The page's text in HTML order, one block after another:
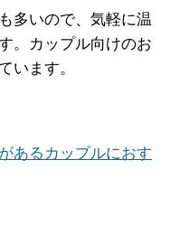
多いので、気軽に温
。カップル向けのお
います。
あるカップルにおす